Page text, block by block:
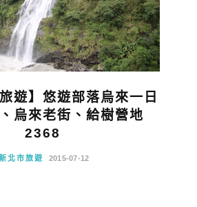
遊】悠遊部落烏來一日
烏來老街、給樹營地
2368
北市旅遊 2015-07-12